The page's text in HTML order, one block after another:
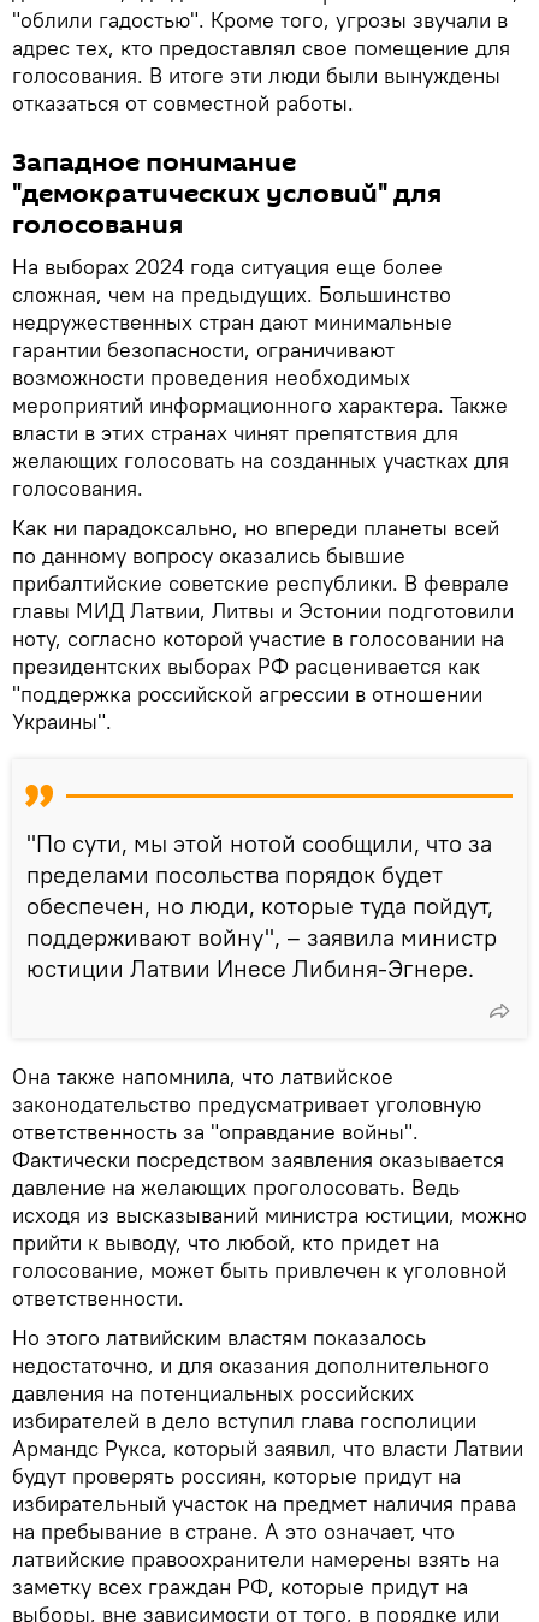
"облили гадостью". Кроме того, угрозы звучали в
адрес тех, кто предоставлял свое помещение для
голосования. В итоге эти люди были вынуждены
отказаться от совместной работы.
Западное понимание
"демократических условий" для
голосования
На выборах 2024 года ситуация еще более
сложная, чем на предыдущих. Большинство
недружественных стран дают минимальные
гарантии безопасности, ограничивают
возможности проведения необходимых
мероприятий информационного характера. Также
власти в этих странах чинят препятствия для
желающих голосовать на созданных участках для
голосования.
Как ни парадоксально, но впереди планеты всей
по данному вопросу оказались бывшие
прибалтийские советские республики. В феврале
главы МИД Латвии, Литвы и Эстонии подготовили
ноту, согласно которой участие в голосовании на
президентских выборах РФ расценивается как
"поддержка российской агрессии в отношении
Украины".
"По сути, мы этой нотой сообщили, что за
пределами посольства порядок будет
обеспечен, но люди, которые туда пойдут,
поддерживают войну", – заявила министр
юстиции Латвии Инесе Либиня-Эгнере.
Она также напомнила, что латвийское
законодательство предусматривает уголовную
ответственность за "оправдание войны".
Фактически посредством заявления оказывается
давление на желающих проголосовать. Ведь
исходя из высказываний министра юстиции, можно
прийти к выводу, что любой, кто придет на
голосование, может быть привлечен к уголовной
ответственности.
Но этого латвийским властям показалось
недостаточно, и для оказания дополнительного
давления на потенциальных российских
избирателей в дело вступил глава госполиции
Армандс Рукса, который заявил, что власти Латвии
будут проверять россиян, которые придут на
избирательный участок на предмет наличия права
на пребывание в стране. А это означает, что
латвийские правоохранители намерены взять на
заметку всех граждан РФ, которые придут на
выборы, вне зависимости от того, в порядке или